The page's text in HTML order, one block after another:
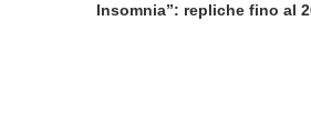
Insomnia”: repliche fino al